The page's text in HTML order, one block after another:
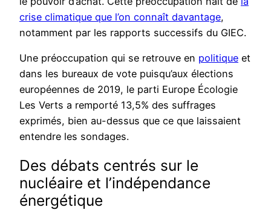
crise climatique que l’on connaît davantage,
notamment par les rapports successifs du GIEC.
Une préoccupation qui se retrouve en politique et
dans les bureaux de vote puisqu’aux élections
européennes de 2019, le parti Europe Écologie
Les Verts a remporté 13,5% des suffrages
exprimés, bien au-dessus que ce que laissaient
entendre les sondages.
Des débats centrés sur le
nucléaire et l’indépendance
énergétique